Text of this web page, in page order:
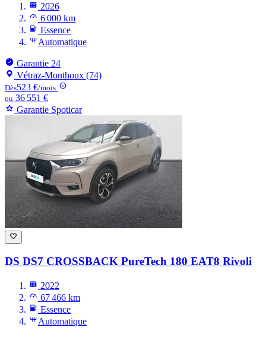
2026
6 000 km
Essence
Automatique
Garantie 24
Vétraz-Monthoux (74)
Dès523 €/mois
ou 36 551 €
Garantie Spoticar
DS DS7 CROSSBACK PureTech 180 EAT8 Rivoli
2022
67 466 km
Essence
Automatique